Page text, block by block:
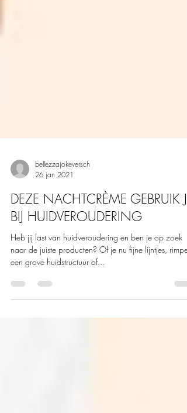
26 jan 2021
DEZE NACHTCRÈME GEBRUIK JE
BIJ HUIDVEROUDERING
Heb jij last van huidveroudering en ben je op zoek
een grove huidstructuur of...